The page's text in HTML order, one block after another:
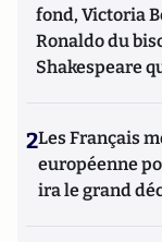
fond, Victoria
Ronaldo du
Shakespeare
2Les Français
européenne
ira le grand